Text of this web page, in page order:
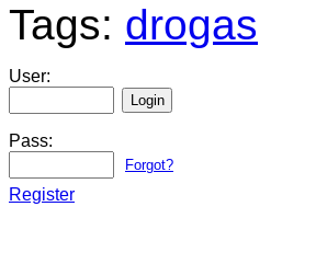
Tags: drogas
User:
Pass:
Forgot?
Register